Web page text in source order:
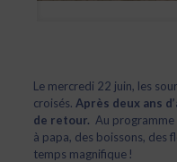
Le mercredi 22 juin, les
croisés. Après deux ans
de retour. Au programme
à papa, des boissons, des
temps magnifique !